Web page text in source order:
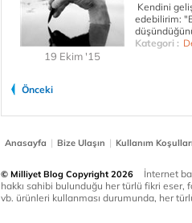
19 Ekim '15
Kendini
edebilirim:
Kategori :
Önceki
Anasayfa | Bize Ulaşın | Kullanım Koşulları
© Milliyet Blog Copyright 2026
İnternet
hakkı sahibi bulunduğu her türlü fikri eser,
vb. ürünleri kullanması durumunda, her